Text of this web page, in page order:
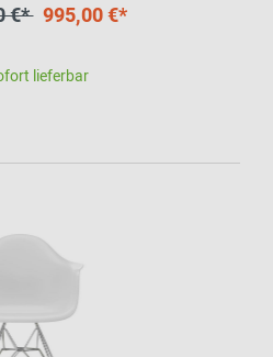
€*995,00 €*
lieferbar